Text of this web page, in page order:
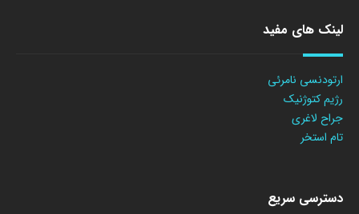
لینک های مفید
ارتودنسی نامرئی
رژیم کتوژنیک
جراح لاغری
تام استخر
دسترسی سریع